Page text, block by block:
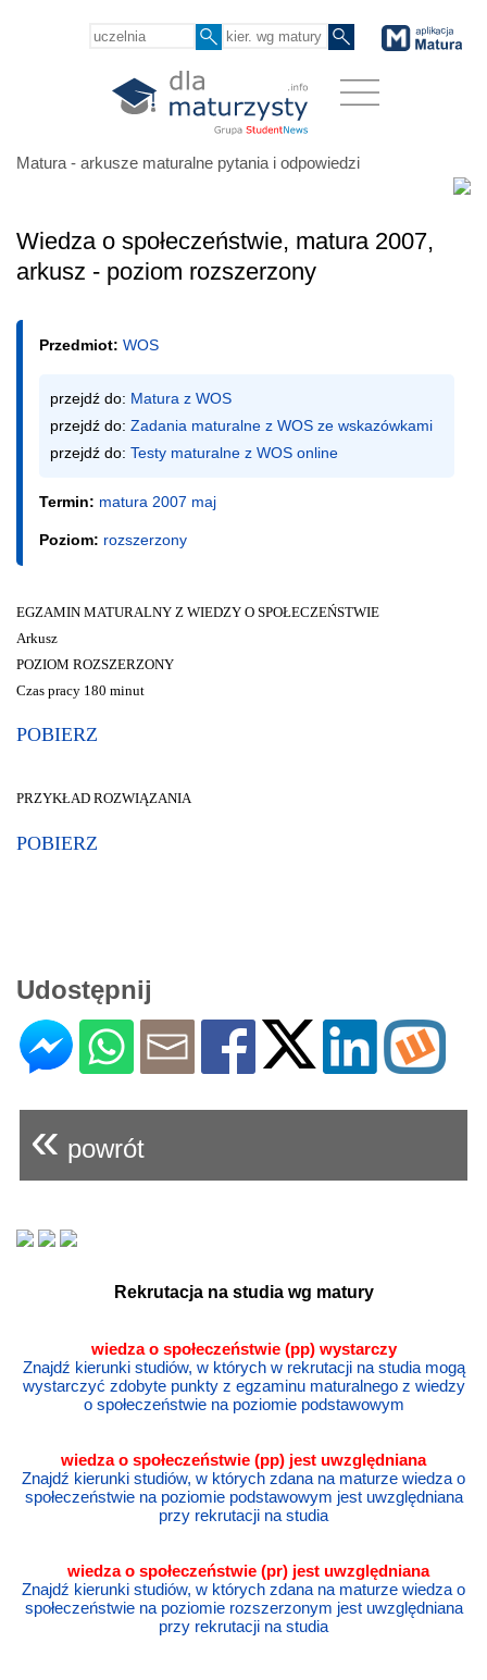
Matura - arkusze maturalne pytania i odpowiedzi
Wiedza o społeczeństwie, matura 2007,
arkusz - poziom rozszerzony
Przedmiot: WOS
przejdź do: Matura z WOS
przejdź do: Zadania maturalne z WOS ze wskazówkami
przejdź do: Testy maturalne z WOS online
Termin: matura 2007 maj
Poziom: rozszerzony
EGZAMIN MATURALNY Z WIEDZY O SPOŁECZEŃSTWIE
Arkusz
POZIOM ROZSZERZONY
Czas pracy 180 minut
POBIERZ
PRZYKŁAD ROZWIĄZANIA
POBIERZ
Udostępnij
« powrót
Rekrutacja na studia wg matury
wiedza o społeczeństwie (pp) wystarczy
Znajdź kierunki studiów, w których w rekrutacji na studia mogą
wystarczyć zdobyte punkty z egzaminu maturalnego z wiedzy
o społeczeństwie na poziomie podstawowym
wiedza o społeczeństwie (pp) jest uwzględniana
Znajdź kierunki studiów, w których zdana na maturze wiedza o
społeczeństwie na poziomie podstawowym jest uwzględniana
przy rekrutacji na studia
wiedza o społeczeństwie (pr) jest uwzględniana
Znajdź kierunki studiów, w których zdana na maturze wiedza o
społeczeństwie na poziomie rozszerzonym jest uwzględniana
przy rekrutacji na studia